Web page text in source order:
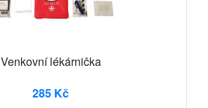
Venkovní lékárnička
285 Kč